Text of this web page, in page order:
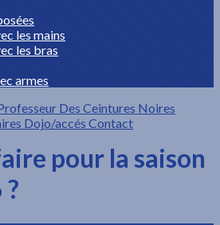
les mains
les bras
armes
Des Ceintures Noires
Dojo/accés Contact
pour la saison